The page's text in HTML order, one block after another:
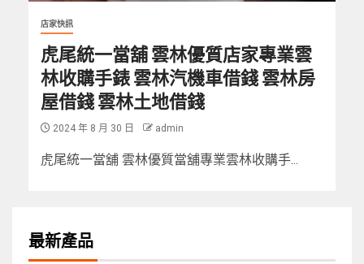
店家快訊
虎尾統一當舖 雲林優質店家專業雲
林收購手錶 雲林汽機車借錢 雲林房
屋借錢 雲林土地借錢
2024 年 8 月 30 日 admin
虎尾統一當舖 雲林優質當舖專業雲林收購手...
最新產品